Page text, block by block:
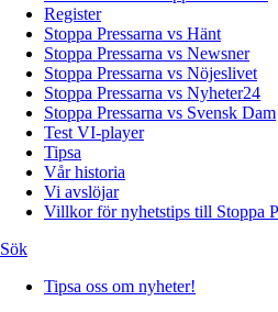
Register
Stoppa Pressarna vs Hänt
Stoppa Pressarna vs Newsner
Stoppa Pressarna vs Nöjeslivet
Stoppa Pressarna vs Nyheter24
Stoppa Pressarna vs Svensk Dam
Test VI-player
Tipsa
Vår historia
Vi avslöjar
Villkor för nyhetstips till Stoppa
Sök
Tipsa oss om nyheter!